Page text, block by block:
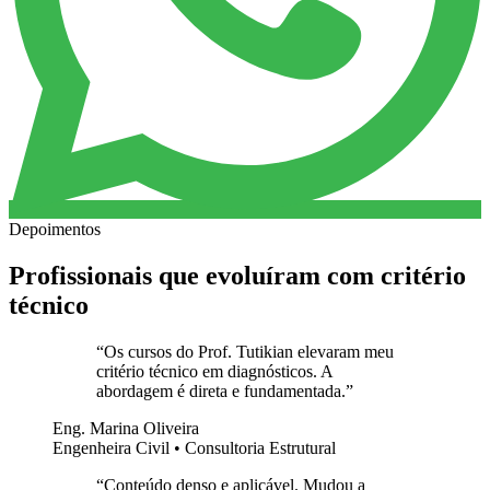
Depoimentos
Profissionais que evoluíram com critério
técnico
“Os cursos do Prof. Tutikian elevaram meu
critério técnico em diagnósticos. A
abordagem é direta e fundamentada.”
Eng. Marina Oliveira
Engenheira Civil • Consultoria Estrutural
“Conteúdo denso e aplicável. Mudou a